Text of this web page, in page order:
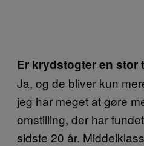
Er krydstogter en stor
Ja, og de bliver kun
jeg har meget at gøre
omstilling, der har
sidste 20 år.